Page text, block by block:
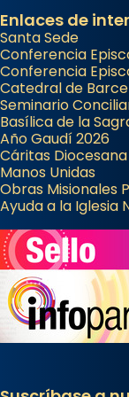
eterna”) són
frare Joan
que les
Mataró en
...Ver más
Foto
View on Facebook
Enlaces de
Santa Sede
Conferencia
Conferencia
Catedral de
Seminario
Basílica de la
Año Gaudí 2026
Cáritas
Manos Unidas
Obras Misionales
Ayuda a la Iglesia